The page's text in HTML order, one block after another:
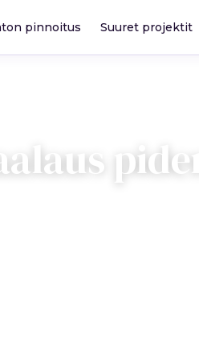
pinnoitus Suuret projektit